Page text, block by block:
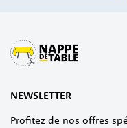
NEWSLETTER
Profitez de nos offres